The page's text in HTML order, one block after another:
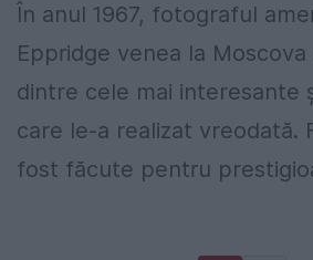
În anul 1967, fotograful
Eppridge venea la
dintre cele mai interesante
care le-a realizat vreodată.
fost făcute pentru